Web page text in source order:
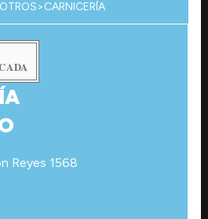
>CARNICERÍA
Reyes 1568